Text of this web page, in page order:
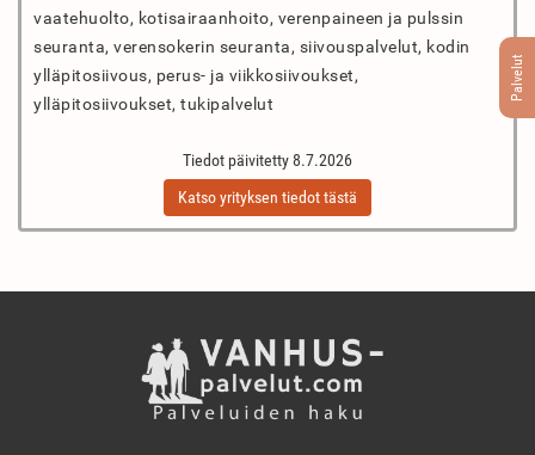
Palvelut
vaatehuolto, kotisairaanhoito, verenpaineen ja pulssin
seuranta, verensokerin seuranta, siivouspalvelut, kodin
ylläpitosiivous, perus- ja viikkosiivoukset,
ylläpitosiivoukset, tukipalvelut
Tiedot päivitetty 8.7.2026
Katso yrityksen tiedot tästä